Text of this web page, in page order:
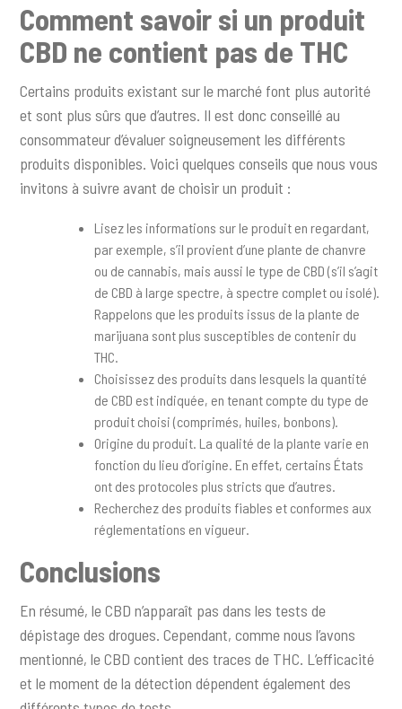
Comment savoir si un produit
CBD ne contient pas de THC
Certains produits existant sur le marché font plus autorité
et sont plus sûrs que d’autres. Il est donc conseillé au
consommateur d’évaluer soigneusement les différents
produits disponibles. Voici quelques conseils que nous vous
invitons à suivre avant de choisir un produit :
Lisez les informations sur le produit en regardant,
par exemple, s’il provient d’une plante de chanvre
ou de cannabis, mais aussi le type de CBD (s’il s’agit
de CBD à large spectre, à spectre complet ou isolé).
Rappelons que les produits issus de la plante de
marijuana sont plus susceptibles de contenir du
THC.
Choisissez des produits dans lesquels la quantité
de CBD est indiquée, en tenant compte du type de
produit choisi (comprimés, huiles, bonbons).
Origine du produit. La qualité de la plante varie en
fonction du lieu d’origine. En effet, certains États
ont des protocoles plus stricts que d’autres.
Recherchez des produits fiables et conformes aux
réglementations en vigueur.
Conclusions
En résumé, le CBD n’apparaît pas dans les tests de
dépistage des drogues. Cependant, comme nous l’avons
mentionné, le CBD contient des traces de THC. L’efficacité
et le moment de la détection dépendent également des